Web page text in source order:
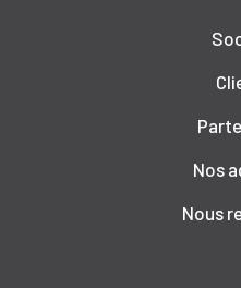
Nos
Nous